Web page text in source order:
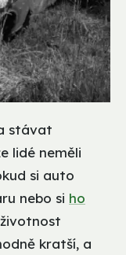
stávat
lidé neměli
si auto
nebo si ho
kratší, a